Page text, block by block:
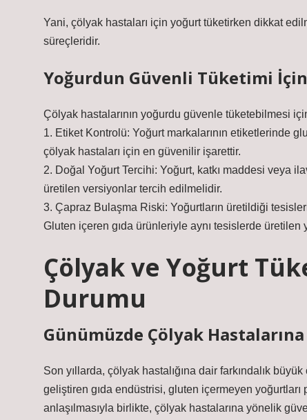
Yani, çölyak hastaları için yoğurt tüketirken dikkat
süreçleridir.
Yoğurdun Güvenli Tüketimi
Çölyak hastalarının yoğurdu güvenle tüketebilmesi
1. Etiket Kontrolü: Yoğurt markalarının etiketlerinde
çölyak hastaları için en güvenilir işarettir.
2. Doğal Yoğurt Tercihi: Yoğurt, katkı maddesi veya
üretilen versiyonlar tercih edilmelidir.
3. Çapraz Bulaşma Riski: Yoğurtların üretildiği
Gluten içeren gıda ürünleriyle aynı tesislerde
Çölyak ve Yoğurt
Durumu
Günümüzde Çölyak
Son yıllarda, çölyak hastalığına dair farkındalık
geliştiren gıda endüstrisi, gluten içermeyen
anlaşılmasıyla birlikte, çölyak hastalarına yönelik